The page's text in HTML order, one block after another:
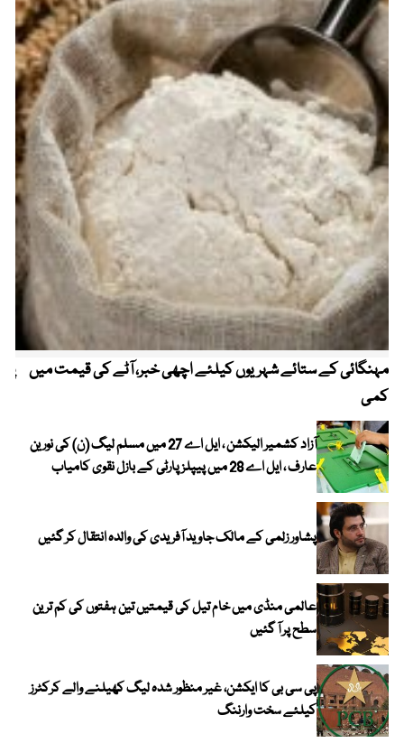
مہنگائی کے ستائے شہریوں کیلئے اچھی خبر، آٹے کی قیمت میں
کمی
آزاد کشمیر الیکشن ، ایل اے 27 میں مسلم لیگ (ن) کی نورین
عارف ، ایل اے 28 میں پیپلز پارٹی کے بازل نقوی کامیاب
پشاور زلمی کے مالک جاوید آفریدی کی والدہ انتقال کر گئیں
عالمی منڈی میں خام تیل کی قیمتیں تین ہفتوں کی کم ترین
سطح پر آ گئیں
پی سی بی کا ایکشن، غیر منظور شدہ لیگ کھیلنے والے کرکٹرز
کیلئے سخت وارننگ